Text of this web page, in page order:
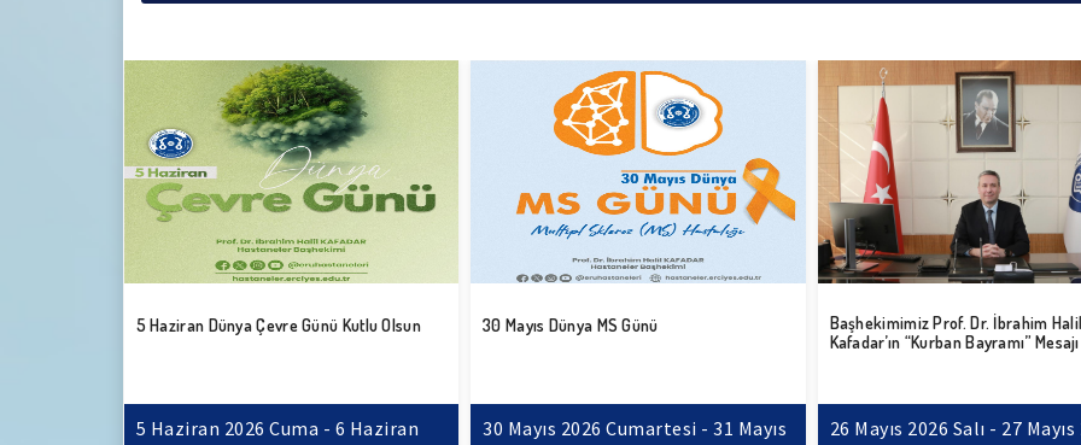
30 Mayıs Dünya MS Günü
30 Mayıs 2026 Cumartesi - 31 Mayıs
Başhekimimiz Prof. Dr. İbrahim Halil
Kafadar’ın “Kurban Bayramı” Mesajı
26 Mayıs 2026 Salı - 27 Mayıs 2026
Başhekimimiz Prof. Dr. İbrahim Halil
Kafadar’ın “19 Mayıs Atatürk’ü
19 Mayıs 2026 Salı - 20 Mayıs